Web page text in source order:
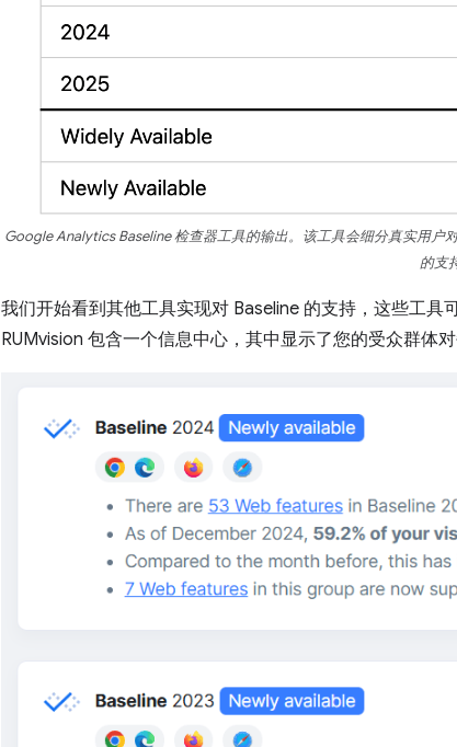
Google Analytics Baseline 检查器工具的输出。该工具会细分真实用户
的支
我们开始看到其他工具实现对 Baseline 的支持，这些工具
RUMvision 包含一个信息中心，其中显示了您的受众群体